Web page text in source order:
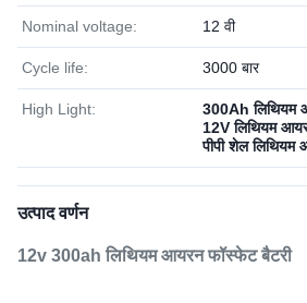
Nominal voltage: 12 वी
Cycle life: 3000 बार
High Light: 300Ah लिथियम
12V लिथियम
पीपी शेल
उत्पाद वर्णन
12v 300ah लिथियम आयरन फॉस्फेट बैटरी